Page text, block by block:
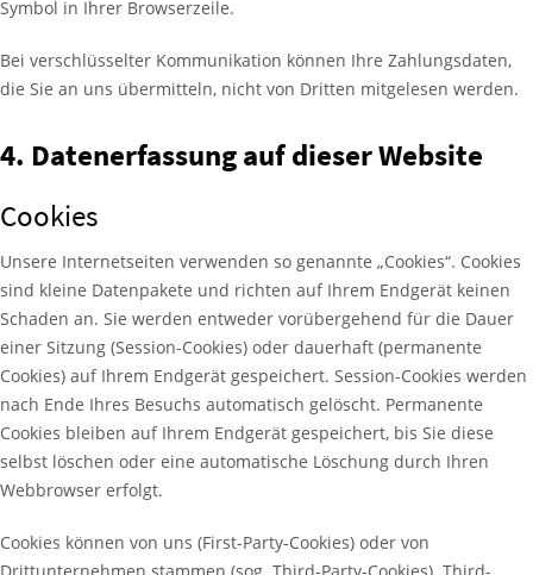
Symbol in Ihrer Browserzeile.
Bei verschlüsselter Kommunikation können Ihre Zahlungsdaten,
die Sie an uns übermitteln, nicht von Dritten mitgelesen werden.
4. Datenerfassung auf dieser Website
Cookies
Unsere Internetseiten verwenden so genannte „Cookies“. Cookies
sind kleine Datenpakete und richten auf Ihrem Endgerät keinen
Schaden an. Sie werden entweder vorübergehend für die Dauer
einer Sitzung (Session-Cookies) oder dauerhaft (permanente
Cookies) auf Ihrem Endgerät gespeichert. Session-Cookies werden
nach Ende Ihres Besuchs automatisch gelöscht. Permanente
Cookies bleiben auf Ihrem Endgerät gespeichert, bis Sie diese
selbst löschen oder eine automatische Löschung durch Ihren
Webbrowser erfolgt.
Cookies können von uns (First-Party-Cookies) oder von